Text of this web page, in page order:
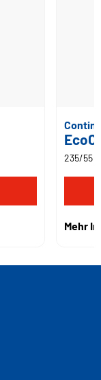
235/55
Mehr